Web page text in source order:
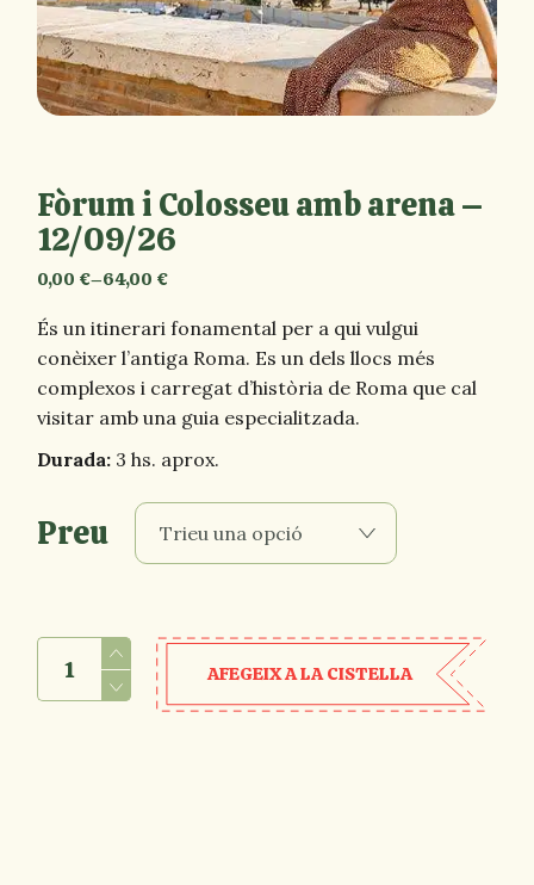
Fòrum i Colosseu amb arena –
12/09/26
0,00 €–64,00 €
Interval
preus:
0,00 €
a
64,00 €
És un itinerari fonamental per a qui vulgui
conèixer l’antiga Roma. Es un dels llocs més
complexos i carregat d’història de Roma que cal
visitar amb una guia especialitzada.
Durada: 3 hs. aprox.
Preu Trieu una opció
Fòrum i Colosseu amb arena - 12/09/26 quantity
AFEGEIX A LA CISTELLA